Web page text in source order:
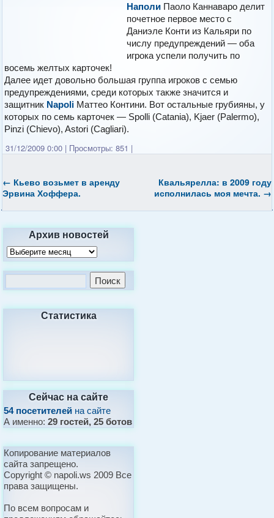
Наполи Паоло Каннаваро делит
почетное первое место с
Даниэле Конти из Кальяри по
числу предупреждений — оба
игрока успели получить по
восемь желтых карточек!
Далее идет довольно большая группа игроков с семью
предупреждениями, среди которых также значится и
защитник Napoli Маттео Контини. Вот остальные грубияны, у
которых по семь карточек — Spolli (Catania), Kjaer (Palermo),
Pinzi (Chievo), Astori (Cagliari).
31/12/2009 0:00 | Просмотры: 851 |
← Кьево возьмет в аренду
Эрвина Хоффера.
Квальярелла: в 2009 году
исполнилась моя мечта. →
Архив новостей
Статистика
Сейчас на сайте
54 посетителей на сайте
А именно:29 гостей, 25 ботов
Копирование материалов
сайта запрещено.
Copyright © napoli.ws 2009 Все
права защищены.
По всем вопросам и